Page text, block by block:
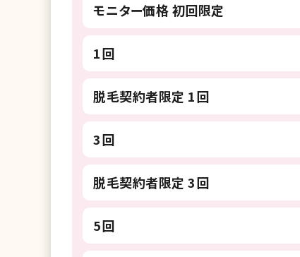
モニター価格 初回限定
1回
脱毛契約者限定 1回
3回
脱毛契約者限定 3回
5回